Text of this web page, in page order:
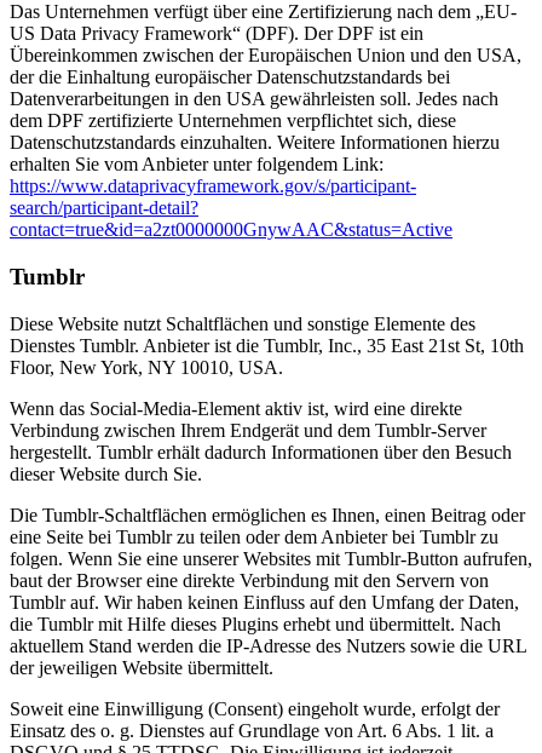
Das Unternehmen verfügt über eine Zertifizierung nach dem „EU-
US Data Privacy Framework“ (DPF). Der DPF ist ein
Übereinkommen zwischen der Europäischen Union und den USA,
der die Einhaltung europäischer Datenschutzstandards bei
Datenverarbeitungen in den USA gewährleisten soll. Jedes nach
dem DPF zertifizierte Unternehmen verpflichtet sich, diese
Datenschutzstandards einzuhalten. Weitere Informationen hierzu
erhalten Sie vom Anbieter unter folgendem Link:
https://www.dataprivacyframework.gov/s/participant-
search/participant-detail?
contact=true&id=a2zt0000000GnywAAC&status=Active
Tumblr
Diese Website nutzt Schaltflächen und sonstige Elemente des
Dienstes Tumblr. Anbieter ist die Tumblr, Inc., 35 East 21st St, 10th
Floor, New York, NY 10010, USA.
Wenn das Social-Media-Element aktiv ist, wird eine direkte
Verbindung zwischen Ihrem Endgerät und dem Tumblr-Server
hergestellt. Tumblr erhält dadurch Informationen über den Besuch
dieser Website durch Sie.
Die Tumblr-Schaltflächen ermöglichen es Ihnen, einen Beitrag oder
eine Seite bei Tumblr zu teilen oder dem Anbieter bei Tumblr zu
folgen. Wenn Sie eine unserer Websites mit Tumblr-Button aufrufen,
baut der Browser eine direkte Verbindung mit den Servern von
Tumblr auf. Wir haben keinen Einfluss auf den Umfang der Daten,
die Tumblr mit Hilfe dieses Plugins erhebt und übermittelt. Nach
aktuellem Stand werden die IP-Adresse des Nutzers sowie die URL
der jeweiligen Website übermittelt.
Soweit eine Einwilligung (Consent) eingeholt wurde, erfolgt der
Einsatz des o. g. Dienstes auf Grundlage von Art. 6 Abs. 1 lit. a